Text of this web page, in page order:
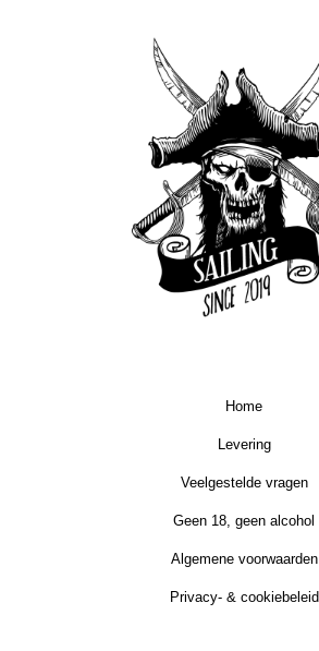
Home
Levering
Veelgestelde vragen
Geen 18, geen alcohol
Algemene voorwaarden
Privacy- & cookiebeleid